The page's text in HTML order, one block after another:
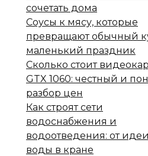
сочетать дома
Соусы к мясу, которые
превращают обычный
маленький праздник
Сколько стоит
GTX 1060: честный и
разбор цен
Как строят сети
водоснабжения и
водоотведения: от
воды в кране